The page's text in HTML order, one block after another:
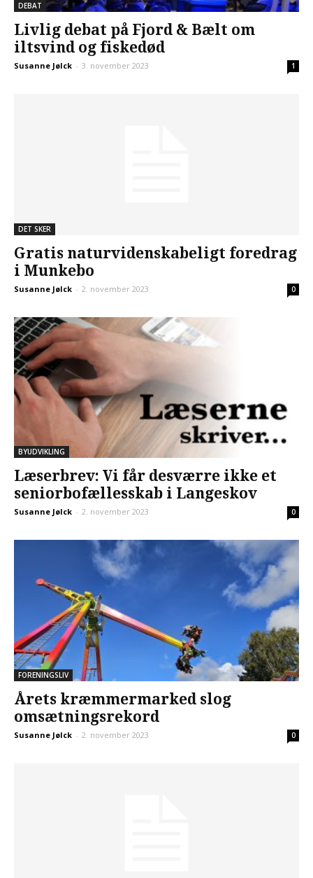
DEBAT
Livlig debat på Fjord & Bælt om
iltsvind og fiskedød
Susanne Jølck - 3. november 2023 1
DET SKER
Gratis naturvidenskabeligt foredrag
i Munkebo
Susanne Jølck - 2. november 2023 0
BYUDVIKLING
Læserbrev: Vi får desværre ikke et
seniorbofællesskab i Langeskov
Susanne Jølck - 2. november 2023 0
FORENINGSLIV
Årets kræmmermarked slog
omsætningsrekord
Susanne Jølck - 2. november 2023 0